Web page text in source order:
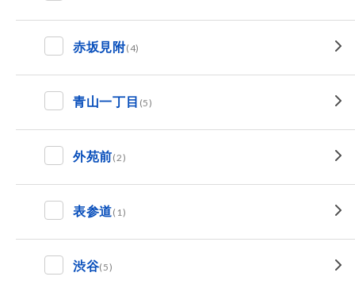
赤坂見附(4)
青山一丁目 (5)
外苑前(2)
表参道(1)
渋谷(5)